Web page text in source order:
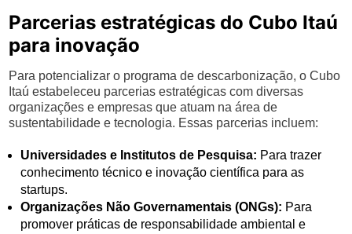
Parcerias estratégicas do Cubo Itaú
para inovação
Para potencializar o programa de descarbonização, o Cubo
Itaú estabeleceu parcerias estratégicas com diversas
organizações e empresas que atuam na área de
sustentabilidade e tecnologia. Essas parcerias incluem:
Universidades e Institutos de Pesquisa: Para trazer
conhecimento técnico e inovação científica para as
startups.
Organizações Não Governamentais (ONGs): Para
promover práticas de responsabilidade ambiental e